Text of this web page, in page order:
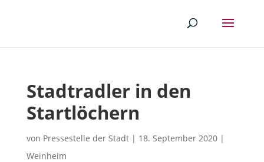
Stadtradler in den
Startlöchern
von Pressestelle der Stadt| 18. September 2020|
Weinheim